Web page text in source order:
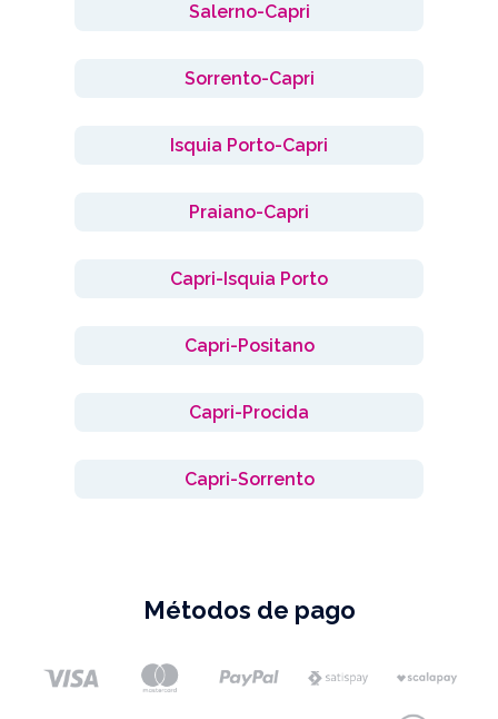
Salerno-Capri
Sorrento-Capri
Isquia Porto-Capri
Praiano-Capri
Capri-Isquia Porto
Capri-Positano
Capri-Procida
Capri-Sorrento
Métodos de pago